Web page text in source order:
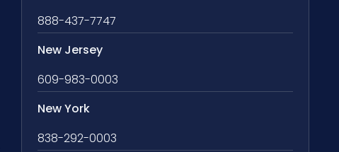
888-437-7747
New Jersey
609-983-0003
New York
838-292-0003